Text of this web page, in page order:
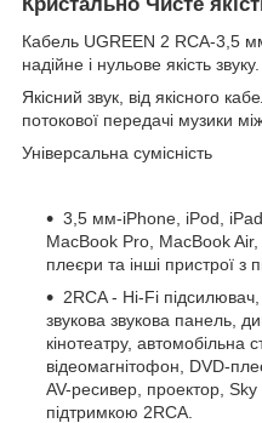
Кабель UGREEN 2 RCA-3,5
надійне і нульове якість звуку.
Якісний звук, від якісного
потокової передачі музики
Універсальна сумісність
3,5 мм-iPhone, iPod,
MacBook Pro, MacBook
плеєри та інші пристрої з
2RCA - Hi-Fi
звукова звукова панель,
кінотеатру, автомобільна
відеомагнітофон, DVD-
AV-ресивер, проектор, Sky
підтримкою 2RCA.